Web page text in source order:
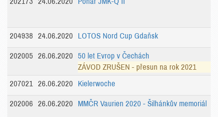
204938 24.06.2020 LOTOS Nord Cup Gdaňsk
202005 26.06.2020
50 let Evrop v Čechách
ZÁVOD ZRUŠEN - přesun na rok 2021
207021
26.06.2020 Kielerwoche
202006 26.06.2020 MMČR Vaurien 2020 - Šilhánkův memoriál